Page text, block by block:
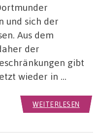
und sich der
Aus dem
der
gibt
wieder in …
WEITERLESEN